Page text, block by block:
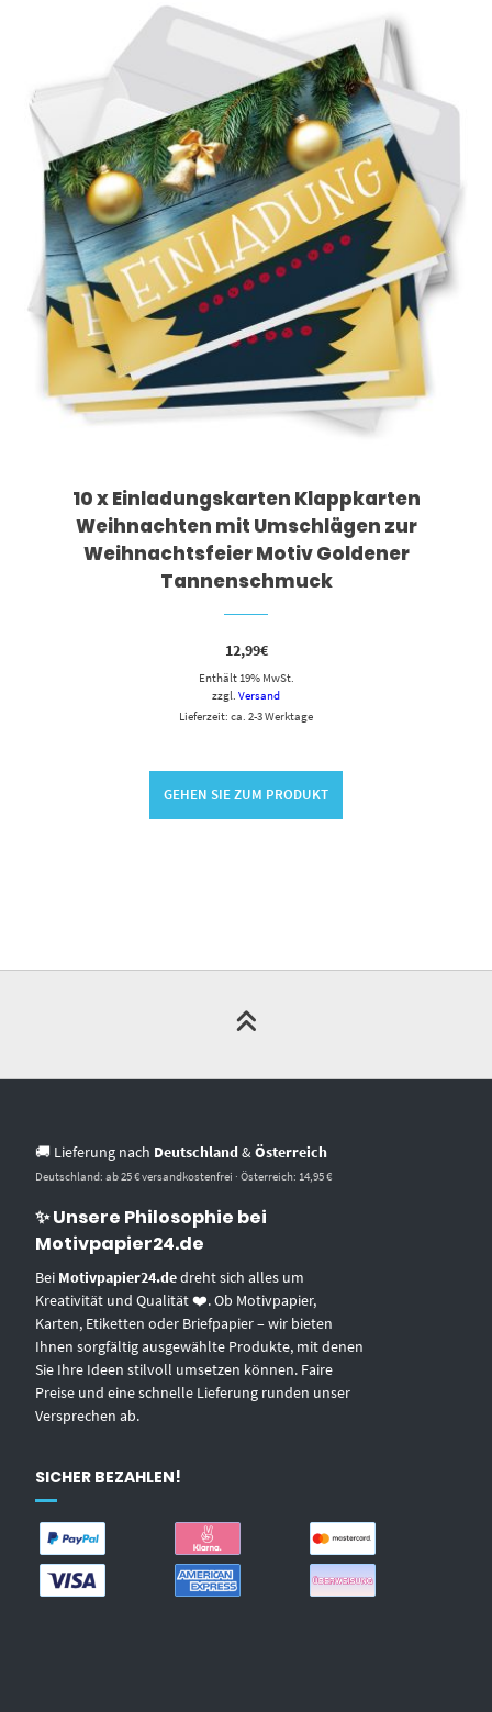
10 x Einladungskarten Klappkarten
Weihnachten mit Umschlägen zur
Weihnachtsfeier Motiv Goldener
Tannenschmuck
12,99€
Enthält 19% MwSt.
zzgl. Versand
Lieferzeit: ca. 2-3 Werktage
GEHEN SIE ZUM PRODUKT
🚚 Lieferung nach Deutschland &Österreich
Deutschland: ab 25 € versandkostenfrei · Österreich: 14,95 €
✨ Unsere Philosophie bei
Motivpapier24.de
Bei Motivpapier24.dedreht sich alles um
Kreativität und Qualität ❤️. Ob Motivpapier,
Karten, Etiketten oder Briefpapier – wir bieten
Ihnen sorgfältig ausgewählte Produkte, mit denen
Sie Ihre Ideen stilvoll umsetzen können. Faire
Preise und eine schnelle Lieferung runden unser
Versprechen ab.
SICHER BEZAHLEN!